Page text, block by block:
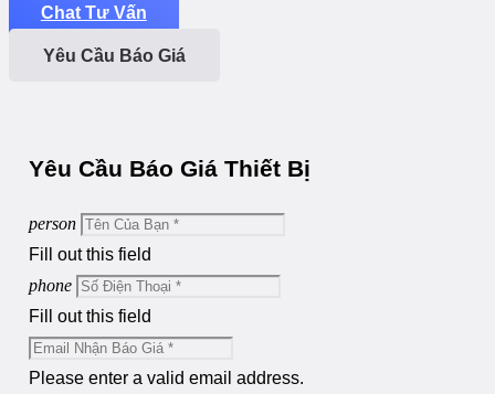
Chat Tư Vấn
Yêu Cầu Báo Giá
Yêu Cầu Báo Giá Thiết Bị
person
Fill out this field
phone
Fill out this field
Please enter a valid email address.